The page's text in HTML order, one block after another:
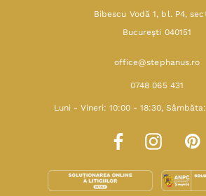
Bibescu Vodă 1, bl. P4,
Bucureşti 040151
office@stephanus.ro
0748 065 431
Luni - Vineri: 10:00 - 18:30,